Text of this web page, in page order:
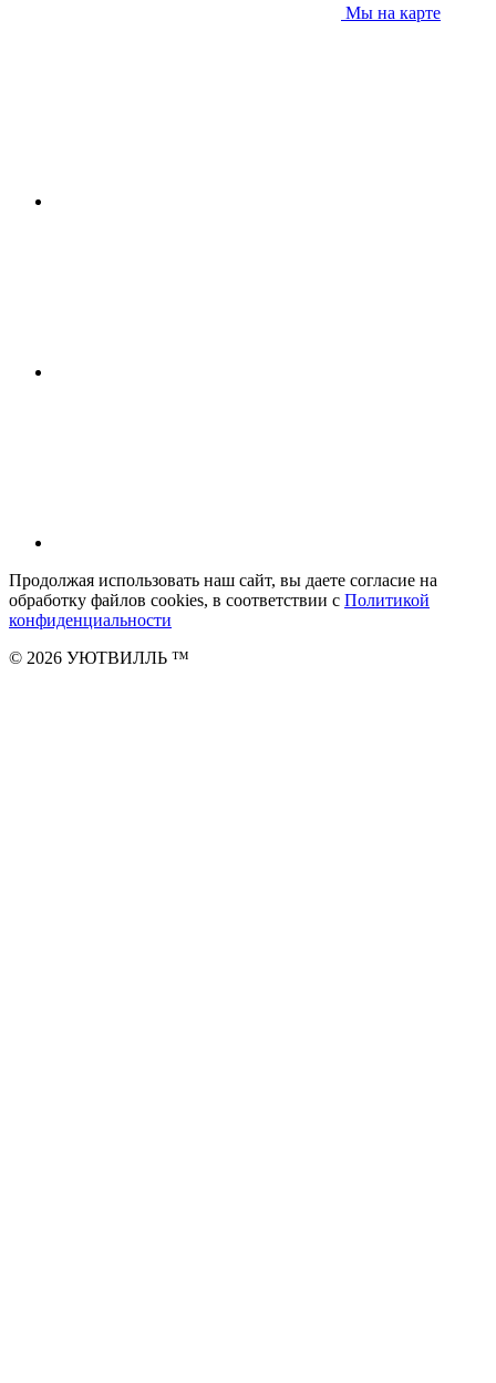
Мы на карте
Продолжая использовать наш сайт, вы даете согласие на
обработку файлов cookies, в соответствии с Политикой
конфиденциальности
© 2026 УЮТВИЛЛЬ ™